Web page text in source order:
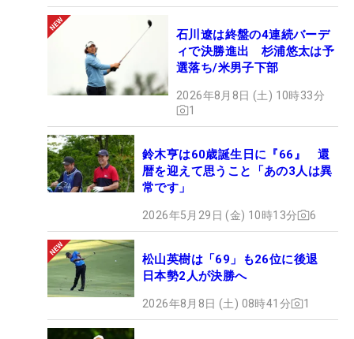
石川遼は終盤の4連続バーデ
ィで決勝進出 杉浦悠太は予
選落ち/米男子下部
2026年8月8日 (土) 10時33分
1
鈴木亨は60歳誕生日に『66』 還
暦を迎えて思うこと「あの3人は異
常です」
2026年5月29日 (金) 10時13分 6
松山英樹は「69」も26位に後退
日本勢2人が決勝へ
2026年8月8日 (土) 08時41分 1